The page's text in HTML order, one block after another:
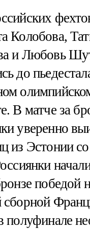
Колобова,
и Любовь
до
В матче за
уверенно
из Эстонии
победой
сборной
полуфинале